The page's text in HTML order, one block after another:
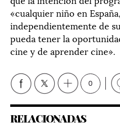
«cualquier niño en España,
independientemente de
pueda tener la
cine y de aprender cine».
0
RELACIONADAS